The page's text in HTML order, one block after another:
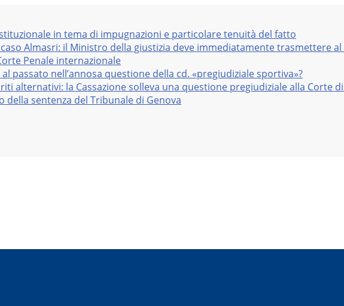
in tema di impugnazioni e particolare tenuità del fatto
Almasri: il Ministro della giustizia deve immediatamente trasmettere
Penale internazionale
passato nell’annosa questione della cd. «pregiudiziale sportiva»?
alternativi: la Cassazione solleva una questione pregiudiziale alla Corte
sentenza del Tribunale di Genova